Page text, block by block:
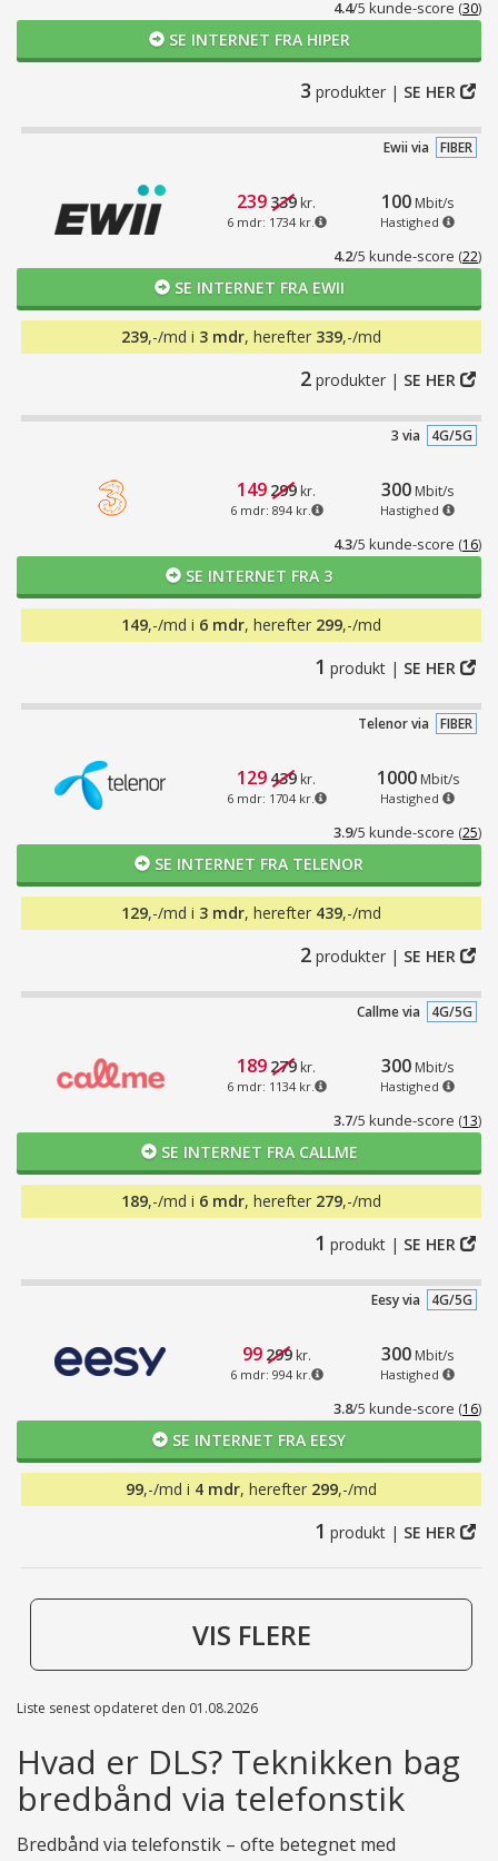
SE INTERNET FRA HIPER
4.4/5 kunde-score (30)
3 produkter | SE HER
239 339 kr.
6 mdr: 1734 kr.
100 Mbit/s
Hastighed
SE INTERNET FRA EWII
4.2/5 kunde-score (22)
Ewii via FIBER
239,-/md i 3 mdr, herefter 339,-/md
2 produkter | SE HER
149 299 kr.
6 mdr: 894 kr.
300 Mbit/s
Hastighed
SE INTERNET FRA 3
4.3/5 kunde-score (16)
3 via 4G/5G
149,-/md i 6 mdr, herefter 299,-/md
1 produkt | SE HER
129 439 kr.
6 mdr: 1704 kr.
1000Mbit/s
Hastighed
SE INTERNET FRA TELENOR
3.9/5 kunde-score (25)
Telenor via FIBER
129,-/md i 3 mdr, herefter 439,-/md
2 produkter | SE HER
189 279 kr.
6 mdr: 1134 kr.
300 Mbit/s
Hastighed
SE INTERNET FRA CALLME
3.7/5 kunde-score (13)
Callme via 4G/5G
189,-/md i 6 mdr, herefter 279,-/md
1 produkt | SE HER
99 299kr.
6 mdr: 994 kr.
300 Mbit/s
Hastighed
SE INTERNET FRA EESY
3.8/5 kunde-score (16)
Eesy via 4G/5G
99,-/md i 4 mdr, herefter 299,-/md
1 produkt | SE HER
VIS FLERE
Liste senest opdateret den 01.08.2026
Hvad er DLS? Teknikken bag
bredbånd via telefonstik
Bredbånd via telefonstik – ofte betegnet med